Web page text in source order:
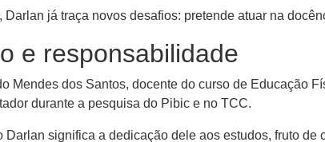
já traça novos desafios: pretende atuar na
e responsabilidade
Mendes dos Santos, docente do curso de Educação
durante a pesquisa do Pibic e no TCC.
significa a dedicação dele aos estudos, fruto